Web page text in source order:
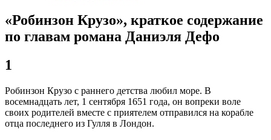
«Робинзон Крузо», краткое содержание
по главам романа Даниэля Дефо
1
Робинзон Крузо с раннего детства любил море. В
восемнадцать лет, 1 сентября 1651 года, он вопреки воле
своих родителей вместе с приятелем отправился на корабле
отца последнего из Гулля в Лондон.